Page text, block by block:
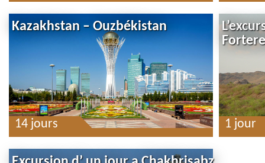
Kazakhstan – Ouzbékistan
14 jours 1 jour